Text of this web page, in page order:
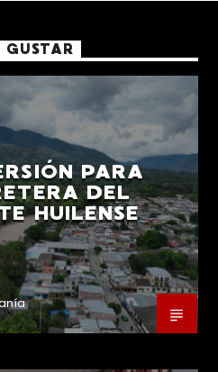
GUSTAR
PARA
DEL
HUILENSE